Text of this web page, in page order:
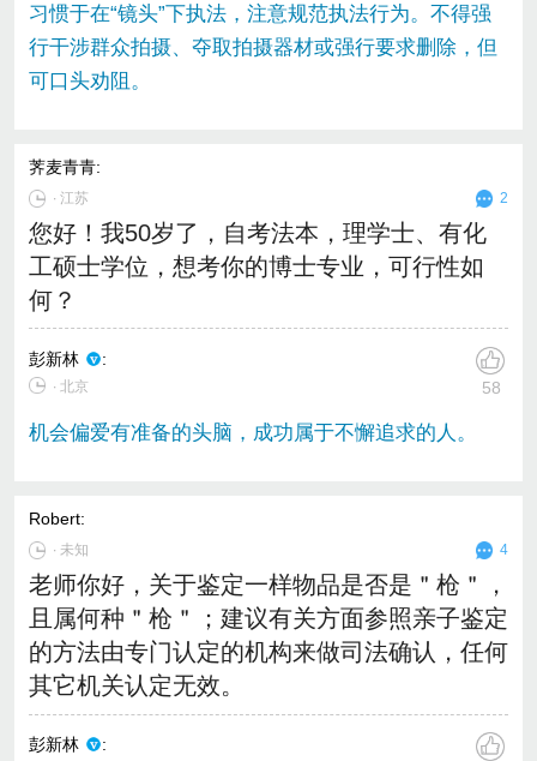
习惯于在“镜头”下执法，注意规范执法行为。不得强
行干涉群众拍摄、夺取拍摄器材或强行要求删除，但
可口头劝阻。
荠麦青青:
∙江苏 2
您好！我50岁了，自考法本，理学士、有化
工硕士学位，想考你的博士专业，可行性如
何？
彭新林 :
∙ 北京 58
机会偏爱有准备的头脑，成功属于不懈追求的人。
Robert:
∙ 未知 4
老师你好，关于鉴定一样物品是否是＂枪＂，
且属何种＂枪＂；建议有关方面参照亲子鉴定
的方法由专门认定的机构来做司法确认，任何
其它机关认定无效。
彭新林 :